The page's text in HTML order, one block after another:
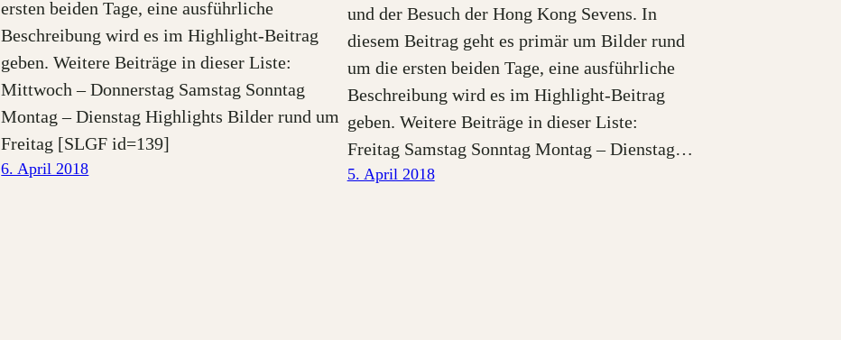
ersten beiden Tage, eine ausführliche
Beschreibung wird es im Highlight-Beitrag
geben. Weitere Beiträge in dieser Liste:
Mittwoch – Donnerstag Samstag Sonntag
Montag – Dienstag Highlights Bilder rund um
Freitag [SLGF id=139]
6. April 2018
und der Besuch der Hong Kong Sevens. In
diesem Beitrag geht es primär um Bilder rund
um die ersten beiden Tage, eine ausführliche
Beschreibung wird es im Highlight-Beitrag
geben. Weitere Beiträge in dieser Liste:
Freitag Samstag Sonntag Montag – Dienstag…
5. April 2018